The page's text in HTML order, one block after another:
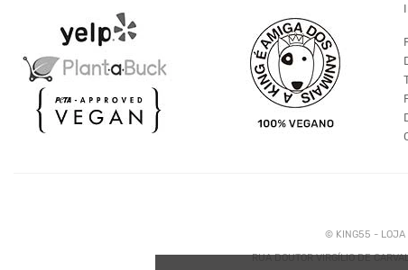
© KING55 - LOJA
RUA DOUTOR VIRGÍLIO DE